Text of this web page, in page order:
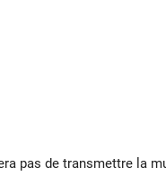
pas de transmettre la